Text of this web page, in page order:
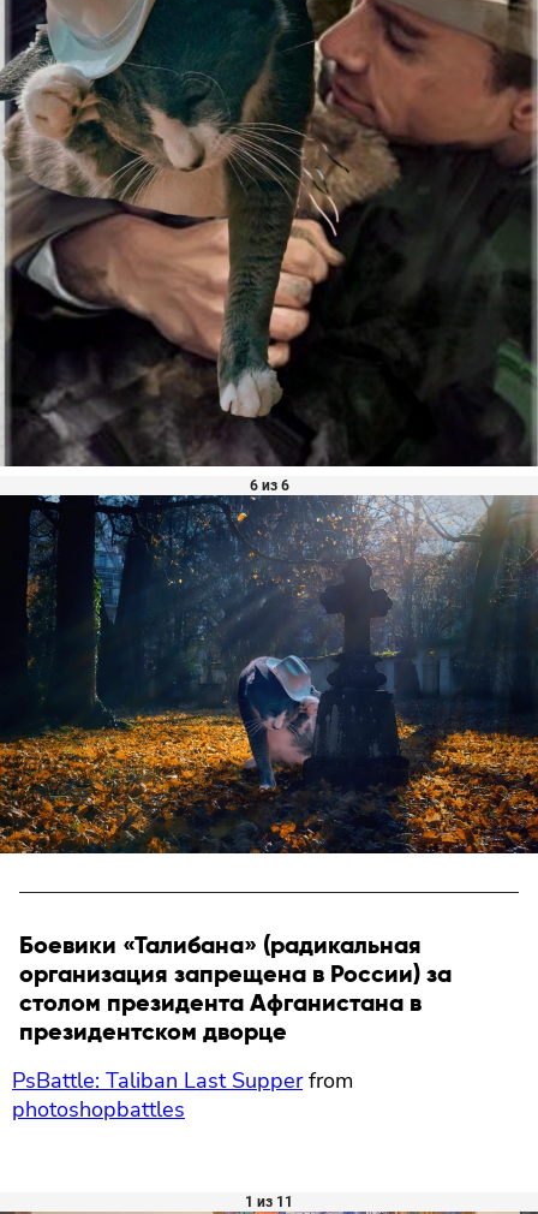
6 из 6
Боевики «Талибана» (радикальная
организация запрещена в России) за
столом президента Афганистана в
президентском дворце
PsBattle: Taliban Last Supperfrom
photoshopbattles
1 из 11